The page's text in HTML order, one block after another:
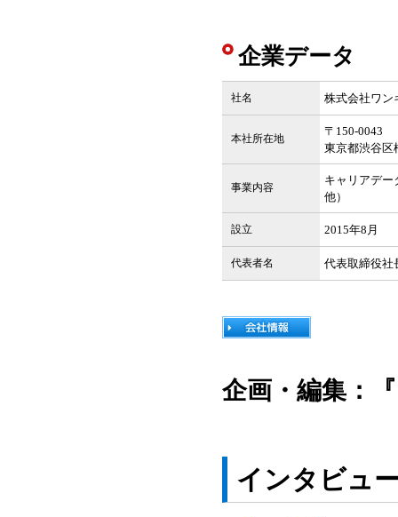
企業データ
社名 株式会社ワン
本社所在地
〒150-0043
東京都渋谷区
事業内容
キャリアデー
他）
設立 2015年8月
代表者名 代表取締役
企画・編集：
インタビュ